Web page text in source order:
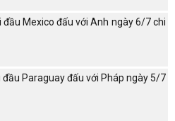
đầu Mexico đấu với Anh ngày 6/7 chi
đầu Paraguay đấu với Pháp ngày 5/7